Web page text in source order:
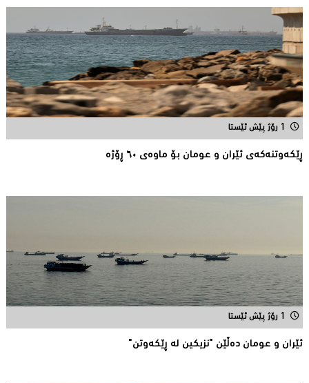
1 رۆژ پێش ئێستا
ڕێكه‌وتنه‌كه‌ی ئێران و عومان بۆ ماوه‌ی ٦٠ ڕۆژه‌
1 رۆژ پێش ئێستا
ئێران و عومان دەڵێن "نزیکین لە ڕێکەوتن"